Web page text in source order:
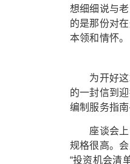
想细细说与
的是那份对
本领和情怀。
为开好这场
的一封信到
编制服务指
座谈会上，
规格很高。
“投资机会清